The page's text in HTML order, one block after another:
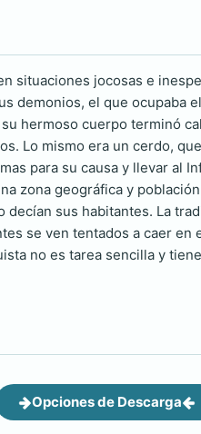
situaciones jocosas e
demonios, el que ocupaba
hermoso cuerpo terminó
Lo mismo era un cerdo,
para su causa y llevar al
zona geográfica y
decían sus habitantes. La
se ven tentados a caer
no es tarea sencilla y
Opciones de Descarga